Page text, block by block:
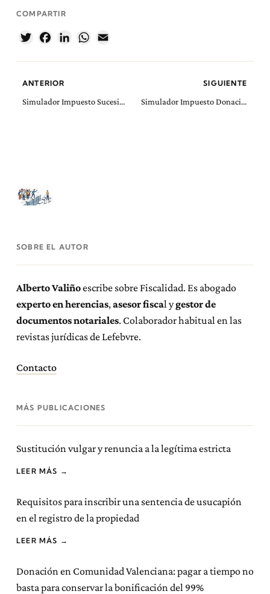
COMPARTIR
TwitterFacebookLinkedInWhatsApp
ANTERIOR
Simulador Impuesto Sucesiones y Donaciones Aragón
SIGUIENTE
Simulador Impuesto Donaciones Comunidat Valenciana 2026
SOBRE EL AUTOR
Alberto Valiñoescribe sobre Fiscalidad. Es abogado
experto en herencias,asesor fiscal ygestor de
documentos notariales. Colaborador habitual en las
revistas jurídicas de Lefebvre.
Contacto
MÁS PUBLICACIONES
Sustitución vulgar y renuncia a la legítima estricta
LEER MÁS →
Requisitos para inscribir una sentencia de usucapión
en el registro de la propiedad
LEER MÁS →
Donación en Comunidad Valenciana: pagar a tiempo no
basta para conservar la bonificación del 99%